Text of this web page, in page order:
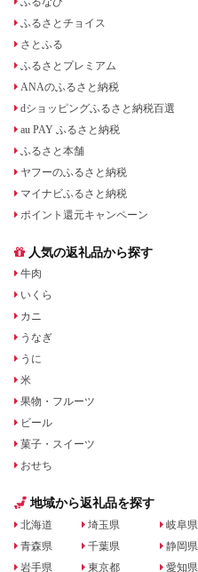
ふるさとチョイス
さとふる
ふるさとプレミアム
ANAのふるさと納税
dショッピングふるさと納税百選
au PAY ふるさと納税
ふるさと本舗
ヤフーのふるさと納税
マイナビふるさと納税
ポイント還元キャンペーン
人気の返礼品から探す
牛肉
いくら
カニ
うなぎ
うに
米
果物・フルーツ
ビール
菓子・スイーツ
おせち
地域から返礼品を探す
北海道
青森県
岩手県
埼玉県
千葉県
東京都
岐阜県
静岡県
愛知県